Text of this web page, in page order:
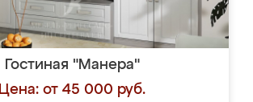
Гостиная "Манера"
Цена: от 45 000 руб.